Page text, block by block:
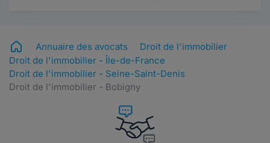
Annuaire des avocats
Droit de l'immobilier
Droit de l'immobilier - Île-de-France
Droit de l'immobilier - Seine-Saint-Denis
Droit de l'immobilier - Bobigny